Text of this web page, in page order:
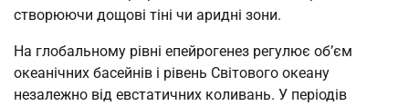
створюючи дощові тіні чи аридні зони.
На глобальному рівні епейрогенез регулює об’єм
океанічних басейнів і рівень Світового океану
незалежно від евстатичних коливань. У періодів